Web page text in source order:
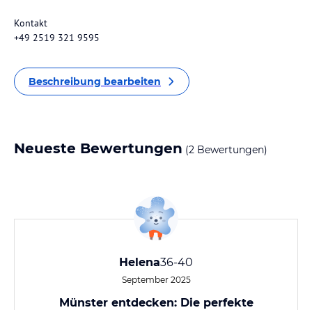
Kontakt
+49 2519 321 9595
Beschreibung bearbeiten
Neueste Bewertungen (2 Bewertungen)
Helena36-40
September 2025
Münster entdecken: Die perfekte